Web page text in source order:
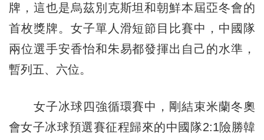
牌，這也是烏茲別克斯坦和朝鮮本屆亞冬會的
首枚獎牌。女子單人滑短節目比賽中，中國隊
兩位選手安香怡和朱易都發揮出自己的水準，
暫列五、六位。
女子冰球四強循環賽中，剛結束米蘭冬奧
會女子冰球預選賽征程歸來的中國隊2:1險勝韓